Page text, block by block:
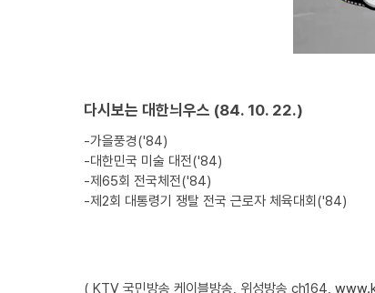
다시보는 대한늬우스 (84. 10. 22.)
-가을풍경('84)
-대한민국 미술 대전('84)
-제65회 전국체전('84)
-제2회 대통령기 쟁탈 전국 근로자 체육대회('84)
( KTV 국민방송 케이블방송, 위성방송 ch164,